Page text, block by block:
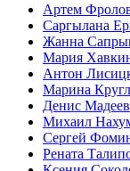
Артем
Саргылана
Жанна
Мария
Антон
Марина
Денис Мадеев
Михаил
Сергей
Рената